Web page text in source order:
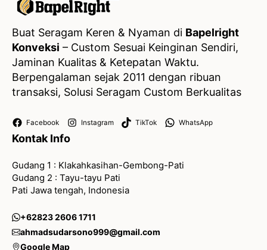
Buat Seragam Keren & Nyaman di Bapelright
Konveksi – Custom Sesuai Keinginan Sendiri,
Jaminan Kualitas & Ketepatan Waktu.
Berpengalaman sejak 2011 dengan ribuan
transaksi, Solusi Seragam Custom Berkualitas
Facebook Instagram TikTok WhatsApp
Kontak Info
Gudang 1 : Klakahkasihan-Gembong-Pati
Gudang 2 : Tayu-tayu Pati
Pati Jawa tengah, Indonesia
+62823 2606 1711
ahmadsudarsono999@gmail.com
Google Map